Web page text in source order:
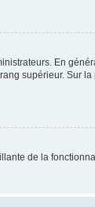
En
supérieur. Sur la
de la